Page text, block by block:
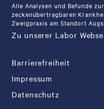
Alle Analysen und Befunde
zeckenübertragbaren
Zweigpraxis am Standort
Zu unserer Labor
Barrierefreiheit
Impressum
Datenschutz